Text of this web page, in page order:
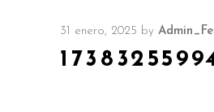
31 enero, 2025 by